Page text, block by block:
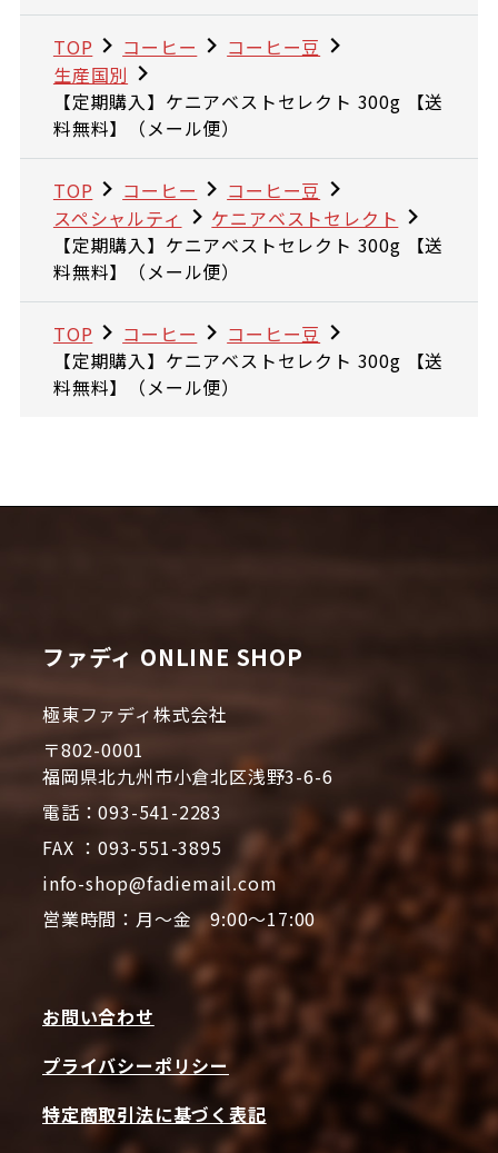
TOP コーヒー
コーヒー豆
生産国別
【定期購入】ケニアベストセレクト 300g 【送
料無料】（メール便）
TOP コーヒー
コーヒー豆
スペシャルティ
ケニアベストセレクト
【定期購入】ケニアベストセレクト 300g 【送
料無料】（メール便）
TOP コーヒー
コーヒー豆
【定期購入】ケニアベストセレクト 300g 【送
料無料】（メール便）
ファディ ONLINE SHOP
極東ファディ株式会社
〒802-0001
福岡県北九州市小倉北区浅野3-6-6
電話：093-541-2283
FAX ：093-551-3895
info-shop@fadiemail.com
営業時間：月～金 9:00～17:00
お問い合わせ
プライバシーポリシー
特定商取引法に基づく表記